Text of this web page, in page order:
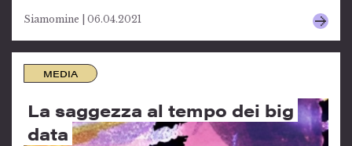
Siamomine | 06.04.2021
MEDIA
La saggezza al tempo dei big
data